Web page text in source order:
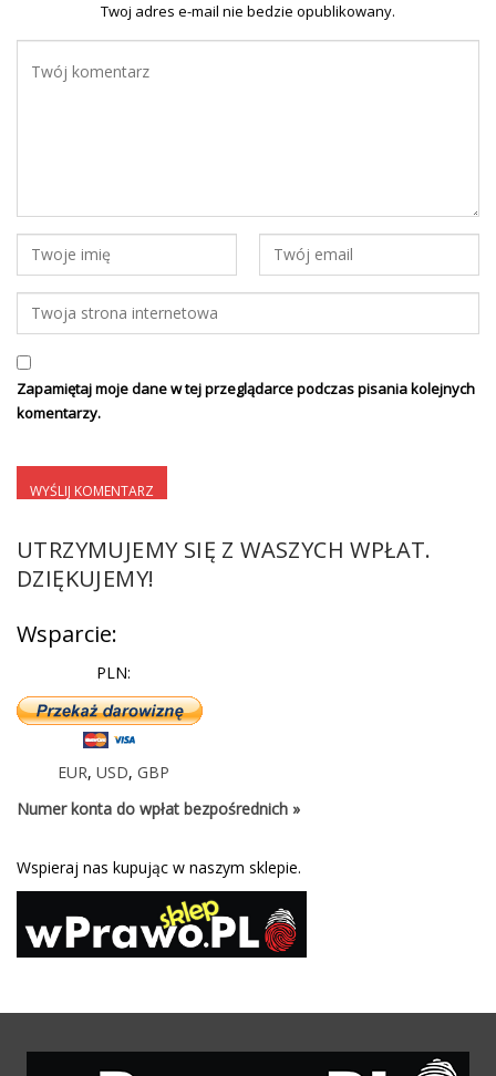
Twoj adres e-mail nie bedzie opublikowany.
Zapamiętaj moje dane w tej przeglądarce podczas pisania kolejnych
komentarzy.
UTRZYMUJEMY SIĘ Z WASZYCH WPŁAT.
DZIĘKUJEMY!
Wsparcie:
PLN:
EUR, USD, GBP
Numer konta do wpłat bezpośrednich »
Wspieraj nas kupując w naszym sklepie.